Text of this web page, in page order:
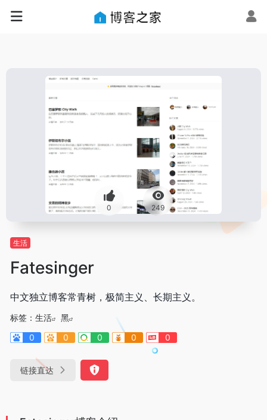
0 249
生活
Fatesinger
中文独立博客常青树，极简主义、长期主义。
标签： 生活
黑
0
0 0 0 0
链接直达